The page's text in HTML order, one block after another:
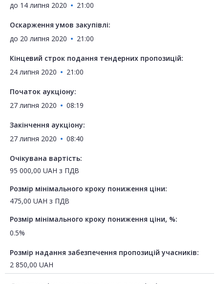
до 14 липня 2020 21:00
Оскарження умов закупівлі:
до 20 липня 2020 21:00
Кінцевий строк подання тендерних пропозицій:
24 липня 2020
21:00
Початок аукціону:
27 липня 2020
08:19
Закінчення аукціону:
27 липня 2020
08:40
Очікувана вартість:
95 000,00 UAH з ПДВ
Розмір мінімального кроку пониження ціни:
475,00 UAH з ПДВ
Розмір мінімального кроку пониження ціни, %:
0.5%
Розмір надання забезпечення пропозицій учасників:
2 850,00 UAH